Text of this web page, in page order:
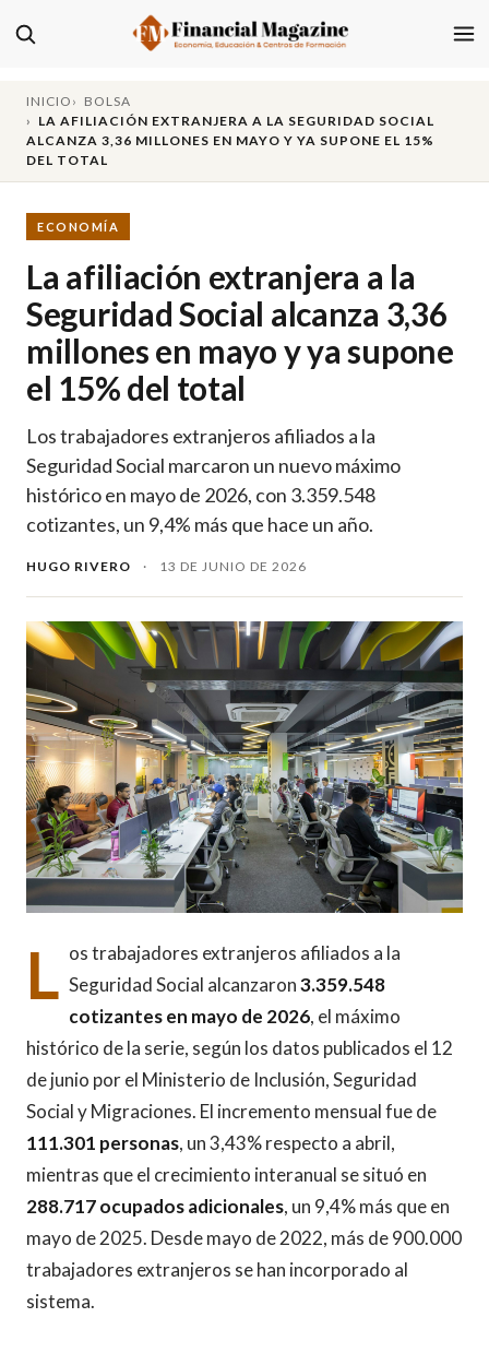
INICIO
BOLSA
LA AFILIACIÓN EXTRANJERA A LA SEGURIDAD SOCIAL
ALCANZA 3,36 MILLONES EN MAYO Y YA SUPONE EL 15%
DEL TOTAL
ECONOMÍA
La afiliación extranjera a la
Seguridad Social alcanza 3,36
millones en mayo y ya supone
el 15% del total
Los trabajadores extranjeros afiliados a la
Seguridad Social marcaron un nuevo máximo
histórico en mayo de 2026, con 3.359.548
cotizantes, un 9,4% más que hace un año.
HUGO RIVERO · 13 DE JUNIO DE 2026
L os trabajadores extranjeros afiliados a la
Seguridad Social alcanzaron3.359.548
cotizantes en mayo de 2026, el máximo
histórico de la serie, según los datos publicados el 12
de junio por el Ministerio de Inclusión, Seguridad
Social y Migraciones. El incremento mensual fue de
111.301 personas, un 3,43% respecto a abril,
mientras que el crecimiento interanual se situó en
288.717 ocupados adicionales, un 9,4% más que en
mayo de 2025. Desde mayo de 2022, más de 900.000
trabajadores extranjeros se han incorporado al
sistema.